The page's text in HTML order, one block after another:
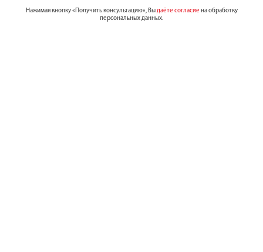
Нажимая кнопку «Получить консультацию», Выдаёте согласие на обработку
персональных данных.